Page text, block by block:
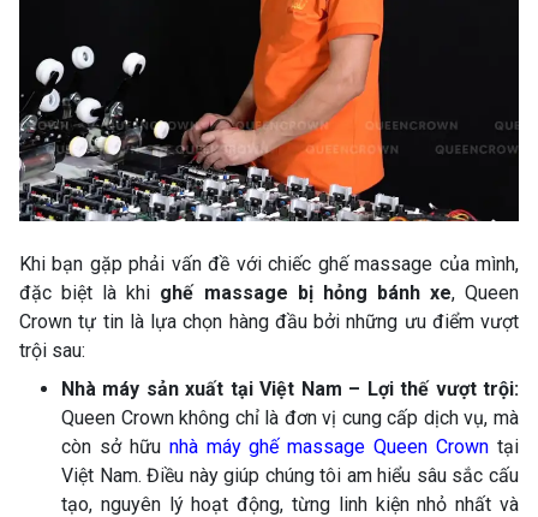
Khi bạn gặp phải vấn đề với chiếc ghế massage của mình,
đặc biệt là khi ghế massage bị hỏng bánh xe, Queen
Crown tự tin là lựa chọn hàng đầu bởi những ưu điểm vượt
trội sau:
Nhà máy sản xuất tại Việt Nam – Lợi thế vượt trội:
Queen Crown không chỉ là đơn vị cung cấp dịch vụ, mà
còn sở hữu nhà máy ghế massage Queen Crowntại
Việt Nam. Điều này giúp chúng tôi am hiểu sâu sắc cấu
tạo, nguyên lý hoạt động, từng linh kiện nhỏ nhất và